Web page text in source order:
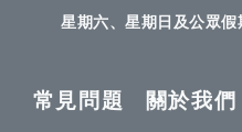
星期六、星期日及公眾
常見問題 關於我們